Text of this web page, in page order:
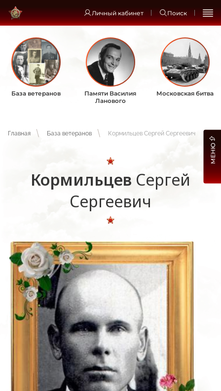
Личный кабинет Поиск
База ветеранов
Памяти Василия
Ланового
Московская битва
Главная База ветеранов Кормильцев Сергей Сергеевич
Кормильцев Сергей
Сергеевич
МЕНЮ